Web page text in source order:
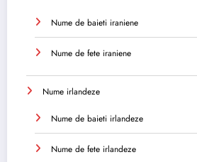
Nume de baieti iraniene
Nume de fete iraniene
Nume irlandeze
Nume de baieti irlandeze
Nume de fete irlandeze